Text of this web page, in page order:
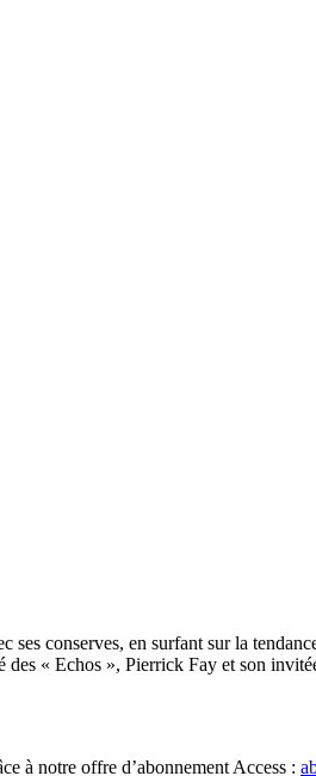
conserves, en surfant sur la
des « Echos », Pierrick Fay et son
à notre offre d’abonnement Access :